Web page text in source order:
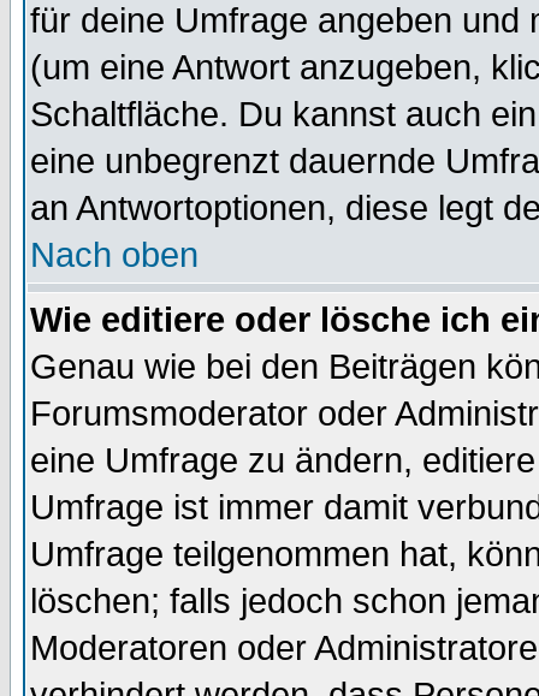
für deine Umfrage angeben und
(um eine Antwort anzugeben,
Schaltfläche. Du kannst auch
eine unbegrenzt dauernde
an Antwortoptionen, diese legt
Nach oben
Wie editiere oder lösche ich
Genau wie bei den Beiträgen
Forumsmoderator oder
eine Umfrage zu ändern,
Umfrage ist immer damit
Umfrage teilgenommen hat,
löschen; falls jedoch schon
Moderatoren oder